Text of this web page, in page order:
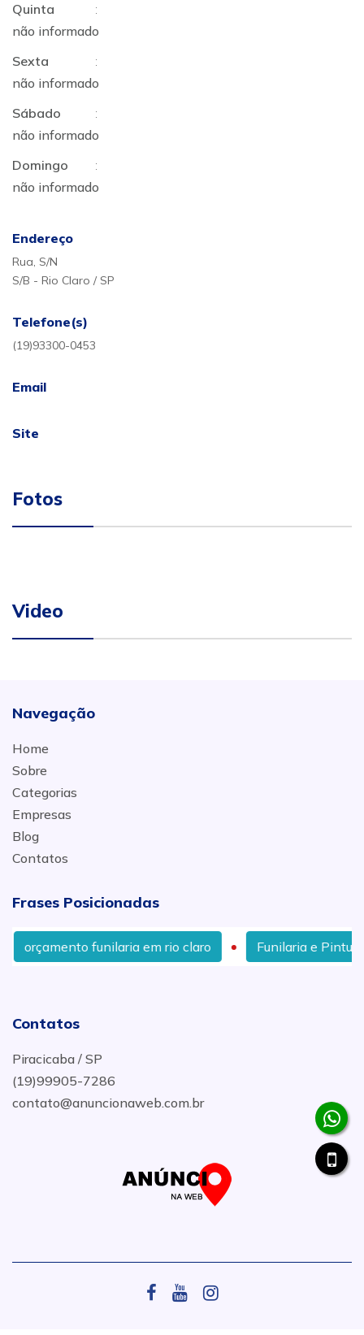
Quinta
:
não informado
Sexta
:
não informado
Sábado
:
não informado
Domingo
:
não informado
Endereço
Rua, S/N
S/B - Rio Claro / SP
Telefone(s)
(19)93300-0453
Email
Site
Fotos
Video
Navegação
Home
Sobre
Categorias
Empresas
Blog
Contatos
Frases Posicionadas
orçamento funilaria em rio claro Funilaria e Pintura
Contatos
Piracicaba / SP
(19)99905-7286
contato@anuncionaweb.com.br